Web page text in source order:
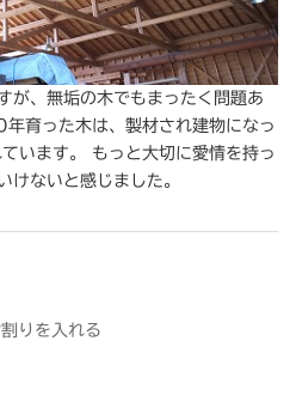
が、無垢の木でもまったく問題あ
育った木は、製材され建物になっ
います。 もっと大切に愛情を持っ
けないと感じました。
りを入れる